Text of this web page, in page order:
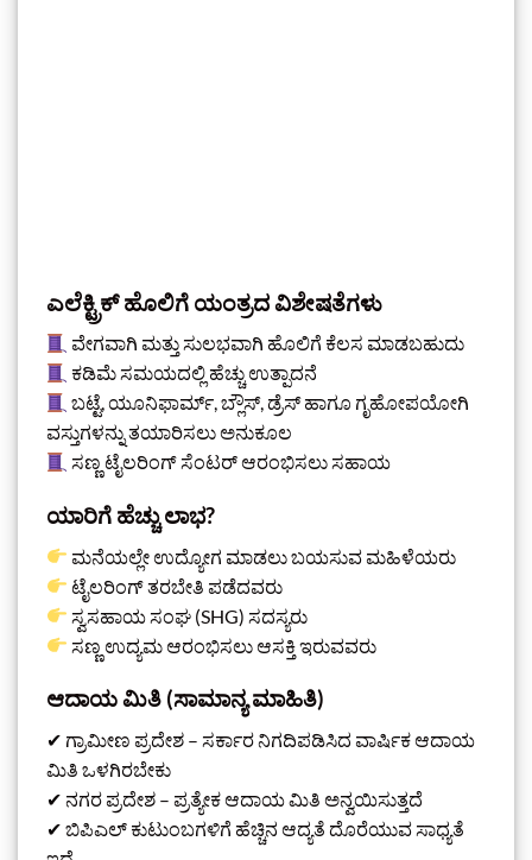
ಎಲೆಕ್ಟ್ರಿಕ್ ಹೊಲಿಗೆ ಯಂತ್ರದ ವಿಶೇಷತೆಗಳು
ವೇಗವಾಗಿ ಮತ್ತು ಸುಲಭವಾಗಿ ಹೊಲಿಗೆ ಕೆಲಸ ಮಾಡಬಹುದು
ಕಡಿಮೆ ಸಮಯದಲ್ಲಿ ಹೆಚ್ಚು ಉತ್ಪಾದನೆ
ಬಟ್ಟೆ, ಯೂನಿಫಾರ್ಮ್, ಬ್ಲೌಸ್, ಡ್ರೆಸ್ ಹಾಗೂ ಗೃಹೋಪಯೋಗಿ
ವಸ್ತುಗಳನ್ನು ತಯಾರಿಸಲು ಅನುಕೂಲ
ಸಣ್ಣ ಟೈಲರಿಂಗ್ ಸೆಂಟರ್ ಆರಂಭಿಸಲು ಸಹಾಯ
ಯಾರಿಗೆ ಹೆಚ್ಚು ಲಾಭ?
ಮನೆಯಲ್ಲೇ ಉದ್ಯೋಗ ಮಾಡಲು ಬಯಸುವ ಮಹಿಳೆಯರು
ಟೈಲರಿಂಗ್ ತರಬೇತಿ ಪಡೆದವರು
ಸ್ವಸಹಾಯ ಸಂಘ (SHG) ಸದಸ್ಯರು
ಸಣ್ಣ ಉದ್ಯಮ ಆರಂಭಿಸಲು ಆಸಕ್ತಿ ಇರುವವರು
ಆದಾಯ ಮಿತಿ (ಸಾಮಾನ್ಯ ಮಾಹಿತಿ)
✔ ಗ್ರಾಮೀಣ ಪ್ರದೇಶ – ಸರ್ಕಾರ ನಿಗದಿಪಡಿಸಿದ ವಾರ್ಷಿಕ ಆದಾಯ
ಮಿತಿ ಒಳಗಿರಬೇಕು
✔ ನಗರ ಪ್ರದೇಶ – ಪ್ರತ್ಯೇಕ ಆದಾಯ ಮಿತಿ ಅನ್ವಯಿಸುತ್ತದೆ
✔ ಬಿಪಿಎಲ್ ಕುಟುಂಬಗಳಿಗೆ ಹೆಚ್ಚಿನ ಆದ್ಯತೆ ದೊರೆಯುವ ಸಾಧ್ಯತೆ